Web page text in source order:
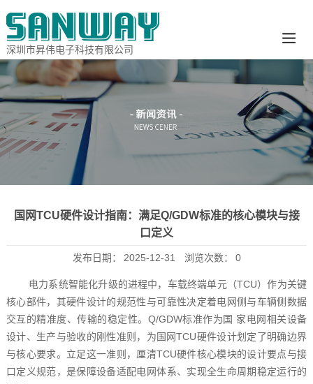
深圳市昇伟电子科技有限公司
国网TCU硬件设计指南：满足Q/GDW标准的核心模块与接
口定义
发布日期： 2025-12-31 浏览次数： 0
电力系统智能化升级的进程中，车载终端单元（TCU）作为关键
核心部件，其硬件设计的规范性与可靠性决定着电网侧与车辆侧数据
交互的精准度、传输的稳定性。Q/GDW标准作为国 家电网相关设备
设计、生产与验收的刚性准则，为国网TCU硬件设计划定了明确边界
与核心要求。立足这一准则，厘清TCU硬件核心模块的设计要点与接
口定义规范，是保障设备适配电网体系、实现全生命周期稳定运行的